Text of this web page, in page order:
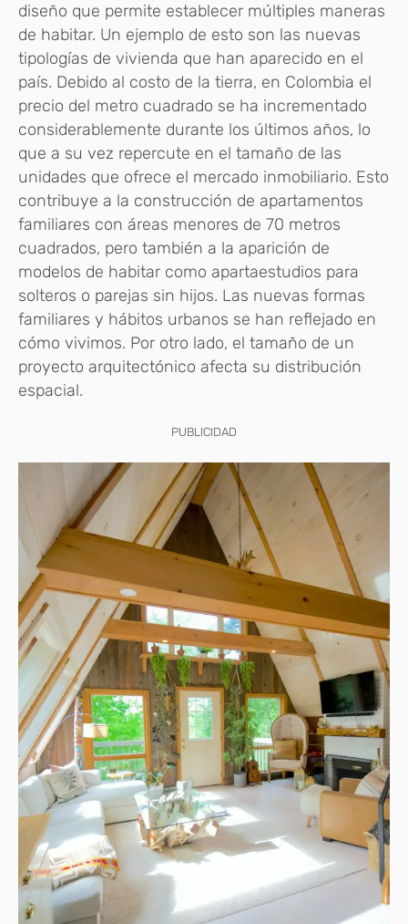
diseño que permite establecer múltiples maneras
de habitar. Un ejemplo de esto son las nuevas
tipologías de vivienda que han aparecido en el
país. Debido al costo de la tierra, en Colombia el
precio del metro cuadrado se ha incrementado
considerablemente durante los últimos años, lo
que a su vez repercute en el tamaño de las
unidades que ofrece el mercado inmobiliario. Esto
contribuye a la construcción de apartamentos
familiares con áreas menores de 70 metros
cuadrados, pero también a la aparición de
modelos de habitar como apartaestudios para
solteros o parejas sin hijos. Las nuevas formas
familiares y hábitos urbanos se han reflejado en
cómo vivimos. Por otro lado, el tamaño de un
proyecto arquitectónico afecta su distribución
espacial.
PUBLICIDAD